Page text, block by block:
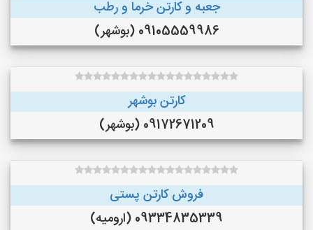
جعبه و کارتن خرما و‌ رطب
09105559986 (بوشهر)
کارتن بوشهر
09172671209 (بوشهر)
فروش کارتن پستی
09334835339 (ارومیه)